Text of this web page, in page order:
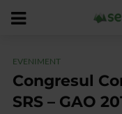
EVENIMENT
Congresul
SRS – GAO